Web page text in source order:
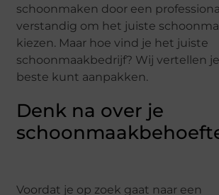
schoonmaken door een
verstandig om het juiste
kiezen. Maar hoe vind je het juiste
schoonmaakbedrijf? Wij vertellen
beste kunt aanpakken.
Denk na over je
Voordat je op zoek gaat naar een